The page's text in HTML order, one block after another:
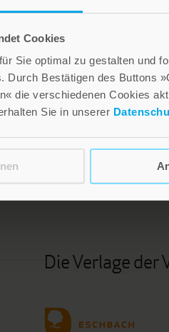
Cookies
Sie optimal zu gestalten und
Durch Bestätigen des Buttons
die verschiedenen Cookies
Sie in unserer
LEBE GUT MAGAZIN
Die Verlage der